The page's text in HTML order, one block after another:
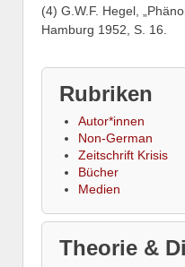
(4) G.W.F. Hegel,
Hamburg 1952, S. 16.
Rubriken
Autor*innen
Non-German
Zeitschrift Krisis
Bücher
Medien
Theorie &